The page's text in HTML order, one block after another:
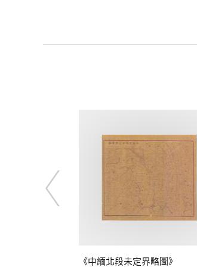
《中緬北段未定界略圖》